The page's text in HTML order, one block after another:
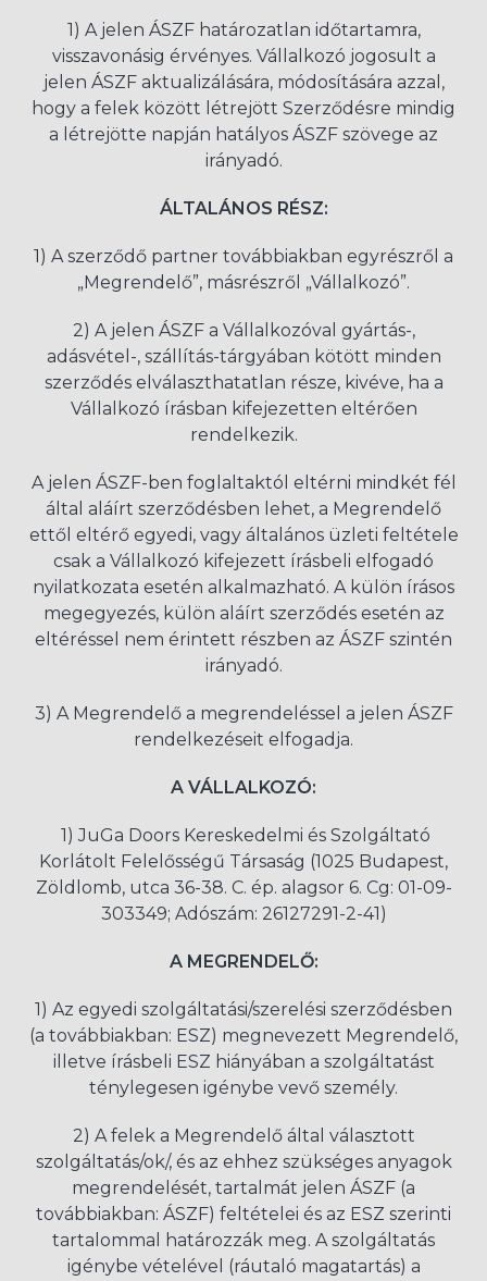
1) A jelen ÁSZF határozatlan időtartamra,
visszavonásig érvényes. Vállalkozó jogosult a
jelen ÁSZF aktualizálására, módosítására azzal,
hogy a felek között létrejött Szerződésre mindig
a létrejötte napján hatályos ÁSZF szövege az
irányadó.
ÁLTALÁNOS RÉSZ:
1) A szerződő partner továbbiakban egyrészről a
„Megrendelő”, másrészről „Vállalkozó”.
2) A jelen ÁSZF a Vállalkozóval gyártás-,
adásvétel-, szállítás-tárgyában kötött minden
szerződés elválaszthatatlan része, kivéve, ha a
Vállalkozó írásban kifejezetten eltérően
rendelkezik.
A jelen ÁSZF-ben foglaltaktól eltérni mindkét fél
által aláírt szerződésben lehet, a Megrendelő
ettől eltérő egyedi, vagy általános üzleti feltétele
csak a Vállalkozó kifejezett írásbeli elfogadó
nyilatkozata esetén alkalmazható. A külön írásos
megegyezés, külön aláírt szerződés esetén az
eltéréssel nem érintett részben az ÁSZF szintén
irányadó.
3) A Megrendelő a megrendeléssel a jelen ÁSZF
rendelkezéseit elfogadja.
A VÁLLALKOZÓ:
1) JuGa Doors Kereskedelmi és Szolgáltató
Korlátolt Felelősségű Társaság (1025 Budapest,
Zöldlomb, utca 36-38. C. ép. alagsor 6. Cg: 01-09-
303349; Adószám: 26127291-2-41)
A MEGRENDELŐ:
1) Az egyedi szolgáltatási/szerelési szerződésben
(a továbbiakban: ESZ) megnevezett Megrendelő,
illetve írásbeli ESZ hiányában a szolgáltatást
ténylegesen igénybe vevő személy.
2) A felek a Megrendelő által választott
szolgáltatás/ok/, és az ehhez szükséges anyagok
megrendelését, tartalmát jelen ÁSZF (a
továbbiakban: ÁSZF) feltételei és az ESZ szerinti
tartalommal határozzák meg. A szolgáltatás
igénybe vételével (ráutaló magatartás) a